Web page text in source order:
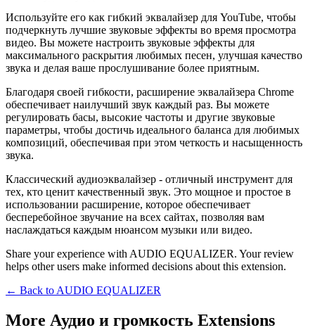
Используйте его как гибкий эквалайзер для YouTube, чтобы
подчеркнуть лучшие звуковые эффекты во время просмотра
видео. Вы можете настроить звуковые эффекты для
максимального раскрытия любимых песен, улучшая качество
звука и делая ваше прослушивание более приятным.
Благодаря своей гибкости, расширение эквалайзера Chrome
обеспечивает наилучший звук каждый раз. Вы можете
регулировать басы, высокие частоты и другие звуковые
параметры, чтобы достичь идеального баланса для любимых
композиций, обеспечивая при этом четкость и насыщенность
звука.
Классический аудиоэквалайзер - отличный инструмент для
тех, кто ценит качественный звук. Это мощное и простое в
использовании расширение, которое обеспечивает
бесперебойное звучание на всех сайтах, позволяя вам
наслаждаться каждым нюансом музыки или видео.
Share your experience with AUDIO EQUALIZER. Your review
helps other users make informed decisions about this extension.
← Back to AUDIO EQUALIZER
More Аудио и громкость Extensions